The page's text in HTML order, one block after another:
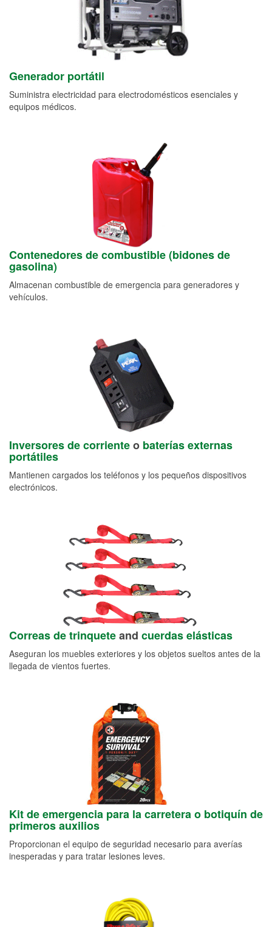
Generador portátil
Suministra electricidad para electrodomésticos esenciales y
equipos médicos.
Contenedores de combustible (bidones de
gasolina)
Almacenan combustible de emergencia para generadores y
vehículos.
Inversores de corrienteo baterías externas
portátiles
Mantienen cargados los teléfonos y los pequeños dispositivos
electrónicos.
Correas de trinqueteand cuerdas elásticas
Aseguran los muebles exteriores y los objetos sueltos antes de la
llegada de vientos fuertes.
Kit de emergencia para la carretera o botiquín de
primeros auxilios
Proporcionan el equipo de seguridad necesario para averías
inesperadas y para tratar lesiones leves.